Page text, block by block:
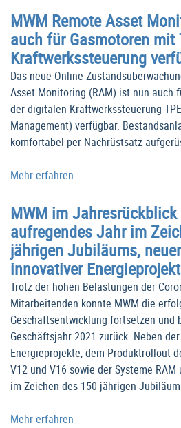
MWM Remote Asset
auch für Gasmotoren mit
Kraftwerkssteuerung
Das neue Online-
Asset Monitoring (RAM) ist nun auch
der digitalen Kraftwerkssteuerung
Management) verfügbar.
komfortabel per Nachrüstsatz
Mehr erfahren
MWM im
aufregendes Jahr im
jährigen Jubiläums,
innovativer
Trotz der hohen Belastungen der
Mitarbeitenden konnte MWM die
Geschäftsentwicklung fortsetzen
Geschäftsjahr 2021 zurück. Neben
Energieprojekte, dem Produktrollout
V12 und V16 sowie der Systeme
im Zeichen des 150-jährigen
Mehr erfahren